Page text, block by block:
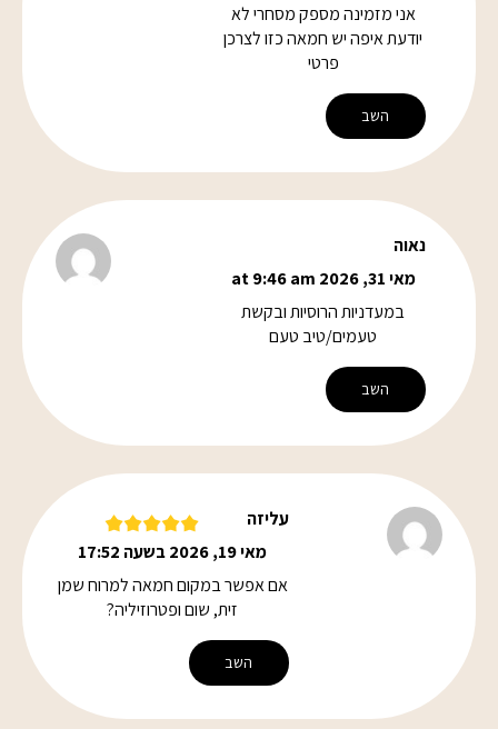
אני מזמינה מספק מסחרי לא
יודעת איפה יש חמאה כזו לצרכן
פרטי
השב
נאוה
מאי 31, 2026 at 9:46 am
במעדניות הרוסיות ובקשת
טעמים/טיב טעם
השב
עליזה
מאי 19, 2026 בשעה 17:52
אם אפשר במקום חמאה למרוח שמן
זית, שום ופטרוזיליה?
השב